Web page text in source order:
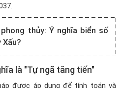
thủy: Ý nghĩa biển số
Xấu?
là "Tự ngã tăng tiến"
được áp dụng để tính toán và